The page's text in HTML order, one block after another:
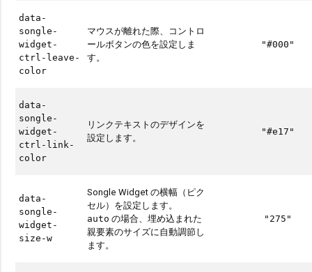
data-
songle-
widget-
ctrl-leave-
color
マウスが離れた際、コントロ
ールボタンの色を設定しま
す。
"#000"
data-
songle-
widget-
ctrl-link-
color
リンクテキストのデザインを
設定します。
"#e17"
data-
songle-
widget-
size-w
Songle Widget の横幅（ピク
セル）を設定します。
auto の場合、埋め込まれた
親要素のサイズに自動調節し
ます。
"275"